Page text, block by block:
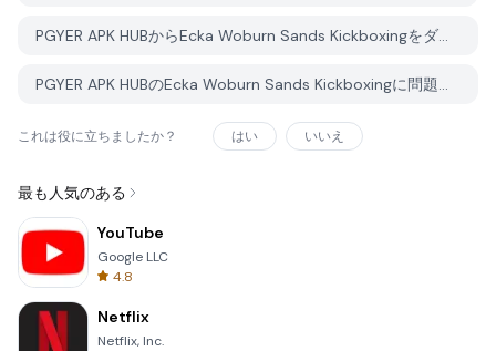
PGYER APK HUBからEcka Woburn Sands Kickboxingをダウンロードするにはアカウントが必要ですか？
PGYER APK HUBのEcka Woburn Sands Kickboxingに問題を報告する方法は？
これは役に立ちましたか？ はい いいえ
最も人気のある
YouTube
Google LLC
4.8
Netflix
Netflix, Inc.